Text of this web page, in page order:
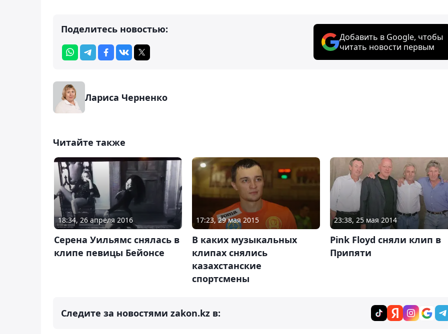
Поделитесь новостью:
Добавить в Google, чтобы
читать новости первым
Лариса Черненко
Читайте также
18:34, 26 апреля 2016
Серена Уильямс снялась в
клипе певицы Бейонсе
17:23, 29 мая 2015
В каких музыкальных
клипах снялись
казахстанские
спортсмены
23:38, 25 мая 2014
Pink Floyd сняли клип в
Припяти
Следите за новостями zakon.kz в: